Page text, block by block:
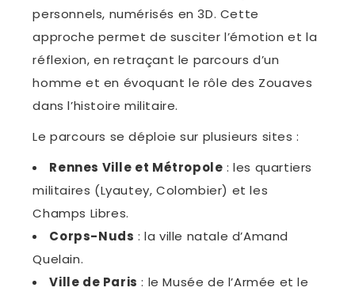
personnels, numérisés en 3D. Cette
approche permet de susciter l’émotion et la
réflexion, en retraçant le parcours d’un
homme et en évoquant le rôle des Zouaves
dans l’histoire militaire.
Le parcours se déploie sur plusieurs sites :
Rennes Ville et Métropole : les quartiers
militaires (Lyautey, Colombier) et les
Champs Libres.
Corps-Nuds : la ville natale d’Amand
Quelain.
Ville de Paris : le Musée de l’Armée et le